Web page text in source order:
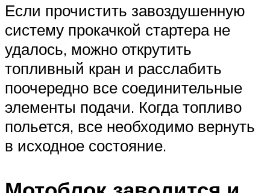
Если прочистить завоздушенную
систему прокачкой стартера не
удалось, можно открутить
топливный кран и расслабить
поочередно все соединительные
элементы подачи. Когда топливо
польется, все необходимо вернуть
в исходное состояние.